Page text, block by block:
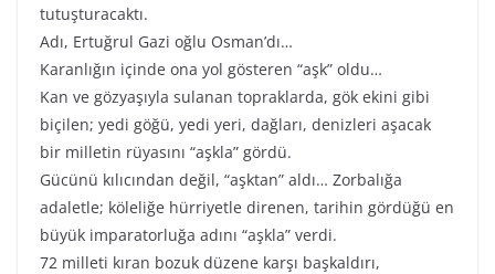
tutuşturacaktı.
Adı, Ertuğrul Gazi oğlu Osman’dı…
Karanlığın içinde ona yol gösteren “aşk” oldu…
Kan ve gözyaşıyla sulanan topraklarda, gök ekini gibi
biçilen; yedi göğü, yedi yeri, dağları, denizleri aşacak
bir milletin rüyasını “aşkla” gördü.
Gücünü kılıcından değil, “aşktan” aldı… Zorbalığa
adaletle; köleliğe hürriyetle direnen, tarihin gördüğü en
büyük imparatorluğa adını “aşkla” verdi.
72 milleti kıran bozuk düzene karşı başkaldırı,